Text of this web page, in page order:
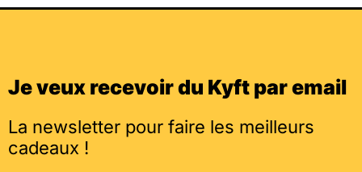
Je veux recevoir du Kyft par email
La newsletter pour faire les meilleurs
cadeaux !